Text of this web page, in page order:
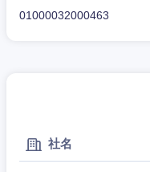
01000032000463
社名